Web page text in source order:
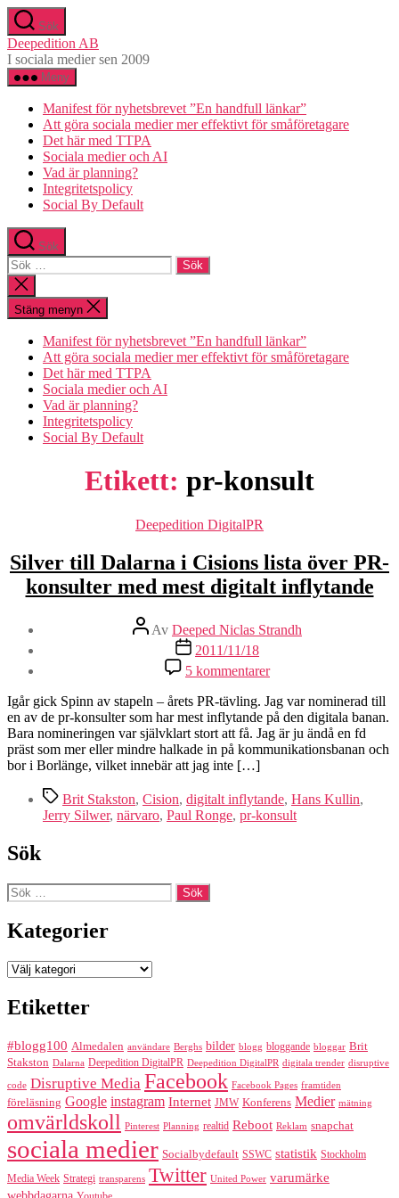
Hoppa
till
innehåll
Sök
Deepedition AB
I sociala medier sen 2009
Meny
Manifest för nyhetsbrevet ”En handfull länkar”
Att göra sociala medier mer effektivt för småföretagare
Det här med TTPA
Sociala medier och AI
Vad är planning?
Integritetspolicy
Social By Default
Sök
Sök
efter:
Stäng
sökningen
Stäng menyn
Manifest för nyhetsbrevet ”En handfull länkar”
Att göra sociala medier mer effektivt för småföretagare
Det här med TTPA
Sociala medier och AI
Vad är planning?
Integritetspolicy
Social By Default
Etikett: pr-konsult
Kategorier
Deepedition DigitalPR
Silver till Dalarna i Cisions lista över PR-
konsulter med mest digitalt inflytande
Inläggsförfattare
Av Deeped Niclas Strandh
Inläggsdatum
2011/11/18
5 kommentarertill
Silver
till
Dalarna
i
Cisions
PR-
konsulter
med
Igår gick Spinn av stapeln – årets PR-tävling. Jag var nominerad till
en av de pr-konsulter som har mest inflytande på den digitala banan.
Bara nomineringen var självklart stort att få. Jag är ju ändå en fd
präst som mer eller mindre halkade in på kommunikationsbanan och
bor i Borlänge, vilket innebär att jag inte […]
Etiketter
Brit Stakston, Cision, digitalt inflytande, Hans Kullin,
Jerry Silwer, närvaro, Paul Ronge, pr-konsult
Sök
Sök
efter:
Kategorier
Kategorier
Etiketter
#blogg100 Almedalen användare Berghs bilder blogg bloggande bloggar Brit
Stakston Dalarna Deepedition DigitalPR Deepedition DigitalPR digitala trender disruptive
code Disruptive Media Facebook Facebook Pages framtiden
föreläsning Google instagram Internet JMW Konferens Medier mätning
omvärldskoll Pinterest Planning realtid Reboot Reklam snapchat
sociala medier Socialbydefault SSWC statistik Stockholm
Media Week Strategi transparens Twitter United Power varumärke